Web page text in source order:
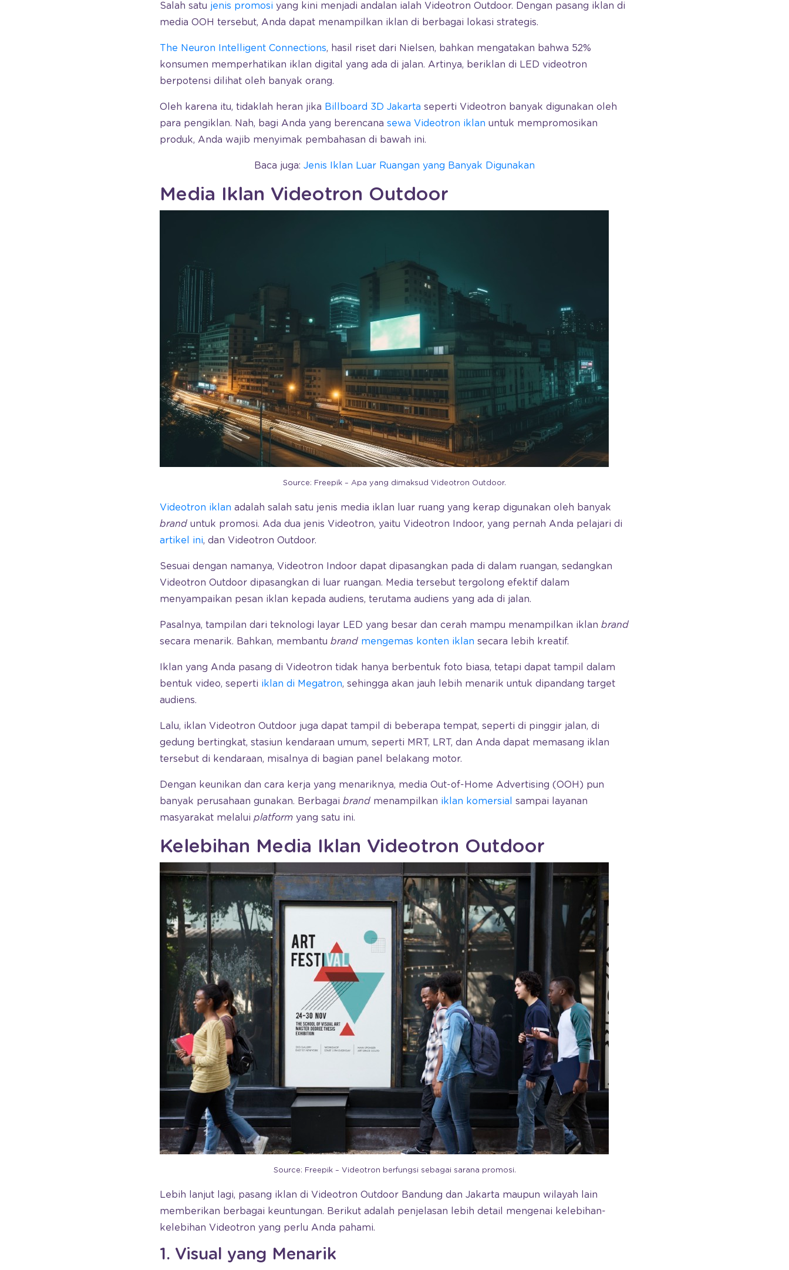
Salah satu jenis promosi yang kini menjadi andalan ialah Videotron Outdoor. Dengan pasang iklan di
media OOH tersebut, Anda dapat menampilkan iklan di berbagai lokasi strategis.
The Neuron Intelligent Connections, hasil riset dari Nielsen, bahkan mengatakan bahwa 52%
konsumen memperhatikan iklan digital yang ada di jalan. Artinya, beriklan di LED videotron
berpotensi dilihat oleh banyak orang.
Oleh karena itu, tidaklah heran jika Billboard 3D Jakarta seperti Videotron banyak digunakan oleh
para pengiklan. Nah, bagi Anda yang berencana sewa Videotron iklan untuk mempromosikan
produk, Anda wajib menyimak pembahasan di bawah ini.
Baca juga: Jenis Iklan Luar Ruangan yang Banyak Digunakan
Media Iklan Videotron Outdoor
Source: Freepik – Apa yang dimaksud Videotron Outdoor.
Videotron iklan adalah salah satu jenis media iklan luar ruang yang kerap digunakan oleh banyak
brand untuk promosi. Ada dua jenis Videotron, yaitu Videotron Indoor, yang pernah Anda pelajari di
artikel ini, dan Videotron Outdoor.
Sesuai dengan namanya, Videotron Indoor dapat dipasangkan pada di dalam ruangan, sedangkan
Videotron Outdoor dipasangkan di luar ruangan. Media tersebut tergolong efektif dalam
menyampaikan pesan iklan kepada audiens, terutama audiens yang ada di jalan.
Pasalnya, tampilan dari teknologi layar LED yang besar dan cerah mampu menampilkan iklan brand
secara menarik. Bahkan, membantu brand mengemas konten iklan secara lebih kreatif.
Iklan yang Anda pasang di Videotron tidak hanya berbentuk foto biasa, tetapi dapat tampil dalam
bentuk video, seperti iklan di Megatron, sehingga akan jauh lebih menarik untuk dipandang target
audiens.
Lalu, iklan Videotron Outdoor juga dapat tampil di beberapa tempat, seperti di pinggir jalan, di
gedung bertingkat, stasiun kendaraan umum, seperti MRT, LRT, dan Anda dapat memasang iklan
tersebut di kendaraan, misalnya di bagian panel belakang motor.
Dengan keunikan dan cara kerja yang menariknya, media Out-of-Home Advertising (OOH) pun
banyak perusahaan gunakan. Berbagai brand menampilkan iklan komersial
sampai layanan
masyarakat melalui platform yang satu ini.
Kelebihan Media Iklan Videotron Outdoor
Source: Freepik – Videotron berfungsi sebagai sarana promosi.
Lebih lanjut lagi, pasang iklan di Videotron Outdoor Bandung dan Jakarta maupun wilayah lain
memberikan berbagai keuntungan. Berikut adalah penjelasan lebih detail mengenai kelebihan-
kelebihan Videotron yang perlu Anda pahami.
1. Visual yang Menarik